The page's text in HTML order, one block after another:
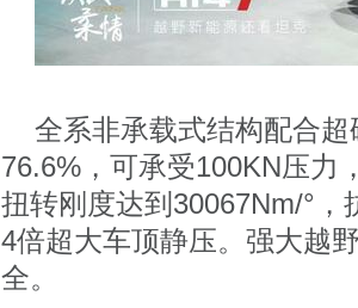
全系非承载式结构配合
76.6%，可承受100KN压力
扭转刚度达到30067Nm/°
4倍超大车顶静压。强大越
全。